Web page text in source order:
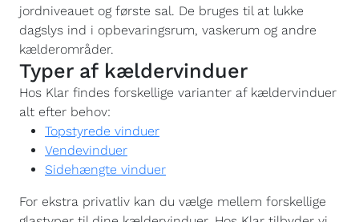
jordniveauet og første sal. De bruges til at lukke
dagslys ind i opbevaringsrum, vaskerum og andre
kælderområder.
Typer af kældervinduer
Hos Klar findes forskellige varianter af kældervinduer
alt efter behov:
Topstyrede vinduer
Vendevinduer
Sidehængte vinduer
For ekstra privatliv kan du vælge mellem forskellige